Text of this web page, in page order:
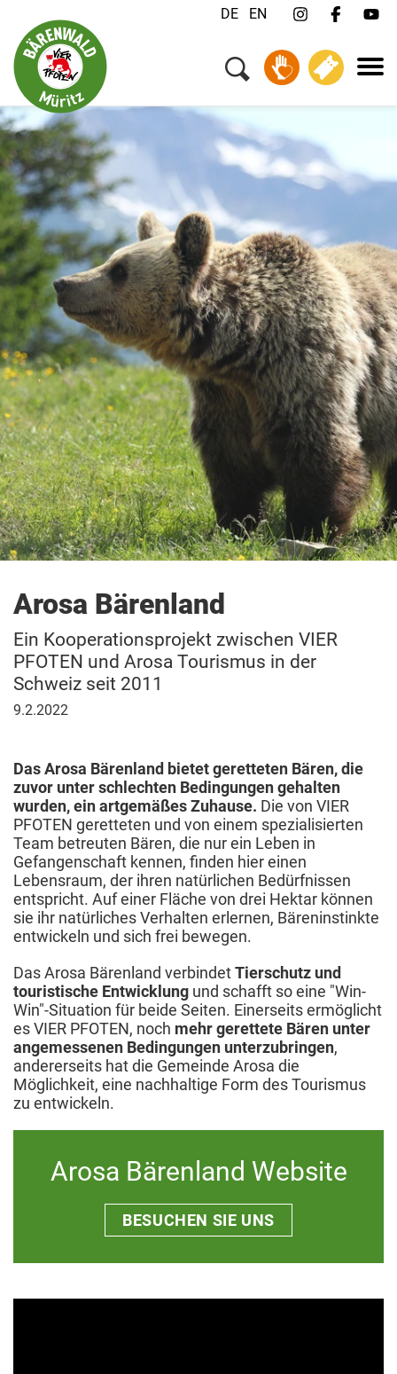
DE EN
Arosa Bärenland
Ein Kooperationsprojekt zwischen VIER
PFOTEN und Arosa Tourismus in der
Schweiz seit 2011
9.
9.2.2022
Das Arosa Bärenland bietet geretteten Bären, die
zuvor unter schlechten Bedingungen gehalten
wurden, ein artgemäßes Zuhause. Die von VIER
PFOTEN geretteten und von einem spezialisierten
Team betreuten Bären, die nur ein Leben in
Gefangenschaft kennen, finden hier einen
Lebensraum, der ihren natürlichen Bedürfnissen
entspricht. Auf einer Fläche von drei Hektar können
sie ihr natürliches Verhalten erlernen, Bäreninstinkte
entwickeln und sich frei bewegen.
Das Arosa Bärenland verbindetTierschutz und
touristische Entwicklung und schafft so eine "Win-
Win"-Situation für beide Seiten. Einerseits ermöglicht
es VIER PFOTEN, noch mehr gerettete Bären unter
angemessenen Bedingungen unterzubringen,
andererseits hat die Gemeinde Arosa die
Möglichkeit, eine nachhaltige Form des Tourismus
zu entwickeln.
Arosa Bärenland Website
BESUCHEN SIE UNS